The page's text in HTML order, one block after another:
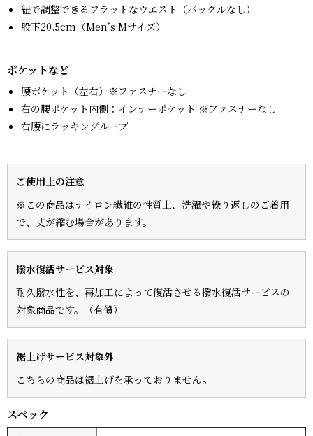
紐で調整できるフラットなウエスト（バックルなし）
股下20.5cm（Men’s Mサイズ）
ポケットなど
腰ポケット（左右）※ファスナーなし
右の腰ポケット内側：インナーポケット ※ファスナーなし
右腰にラッキングループ
ご使用上の注意
※この商品はナイロン繊維の性質上、洗濯や繰り返しのご着用
で、丈が縮む場合があります。
撥水復活サービス対象
耐久撥水性を、再加工によって復活させる撥水復活サービスの
対象商品です。（有償）
裾上げサービス対象外
こちらの商品は裾上げを承っておりません。
スペック